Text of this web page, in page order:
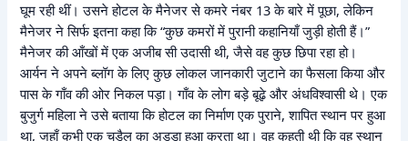
घूम रही थीं। उसने होटल के मैनेजर से कमरे नंबर 13 के बारे में पूछा, लेकिन
मैनेजर ने सिर्फ इतना कहा कि “कुछ कमरों में पुरानी कहानियाँ जुड़ी होती हैं।”
मैनेजर की आँखों में एक अजीब सी उदासी थी, जैसे वह कुछ छिपा रहा हो।
आर्यन ने अपने ब्लॉग के लिए कुछ लोकल जानकारी जुटाने का फैसला किया और
पास के गाँव की ओर निकल पड़ा। गाँव के लोग बड़े बूढ़े और अंधविश्वासी थे। एक
बुजुर्ग महिला ने उसे बताया कि होटल का निर्माण एक पुराने, शापित स्थान पर हुआ
था, जहाँ कभी एक चुड़ैल का अड्डा हुआ करता था। वह कहती थी कि वह स्थान